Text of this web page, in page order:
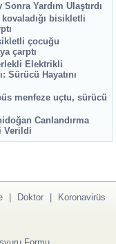
Yardım Ulaştırdı
bisikletli
çocuğu
çarptı
Elektrikli
Sürücü Hayatını
menfeze uçtu, sürücü
Canlandırma
Verildi
| Doktor |
Koronavirüs